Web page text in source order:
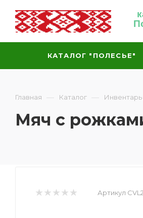
КАТАЛОГ "ПОЛЕСЬЕ"
Главная — Каталог — Инвентарь
Мяч с
Артикул